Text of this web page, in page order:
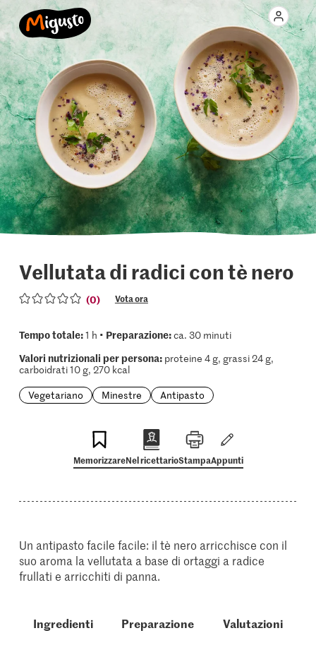
Vellutata di radici con tè nero
(0) Vota ora
Tempo totale:1 h • Preparazione:ca. 30 minuti
Valori nutrizionali per persona:proteine 4 g, grassi 24 g,
carboidrati 10 g, 270 kcal
Vegetariano
Minestre Antipasto
MemorizzareNel ricettarioStampaAppunti
Un antipasto facile facile: il tè nero arricchisce con il
suo aroma la vellutata a base di ortaggi a radice
frullati e arricchiti di panna.
Ingredienti Preparazione Valutazioni